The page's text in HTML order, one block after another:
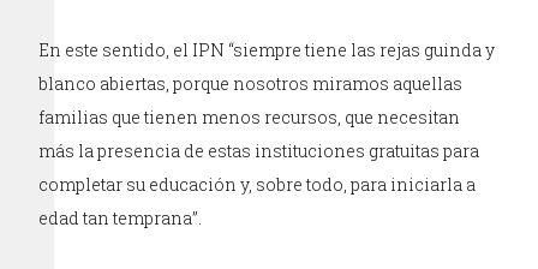
En este sentido, el IPN “siempre tiene las rejas guinda y
blanco abiertas, porque nosotros miramos aquellas
familias que tienen menos recursos, que necesitan
más la presencia de estas instituciones gratuitas para
completar su educación y, sobre todo, para iniciarla a
edad tan temprana”.